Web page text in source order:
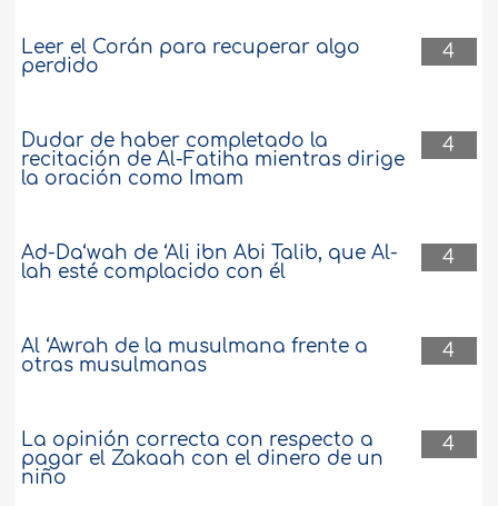
4
Leer el Corán para recuperar algo
perdido
4
Dudar de haber completado la
recitación de Al-Fatiha mientras dirige
la oración como Imam
4
Ad-Da‘wah de ‘Ali ibn Abi Talib, que Al-
lah esté complacido con él
4
Al ‘Awrah de la musulmana frente a
otras musulmanas
4
La opinión correcta con respecto a
pagar el Zakaah con el dinero de un
niño